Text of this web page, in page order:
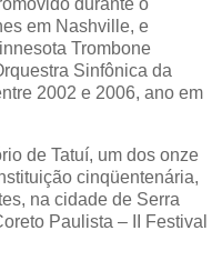
em Nashville, e
Trombone
Sinfônica da
2002 e 2006, ano em
de Tatuí, um dos onze
cinqüentenária,
na cidade de Serra
Paulista – II Festival